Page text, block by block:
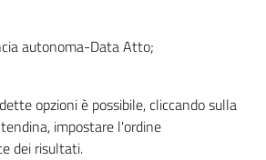
autonoma-Data Atto;
opzioni è possibile, cliccando sulla
impostare l'ordine
dei risultati.